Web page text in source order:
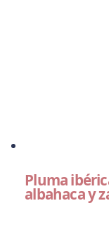
Pluma
albahaca y